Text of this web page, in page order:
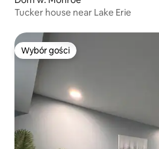
Tucker house near Lake Erie
Wybór gości
Wybór gości